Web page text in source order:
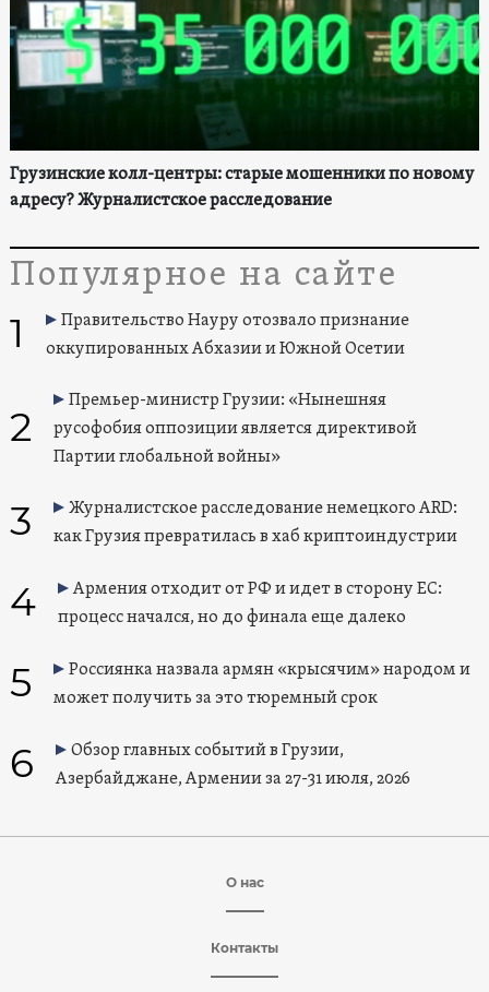
Грузинские колл-центры: старые мошенники по новому
адресу? Журналистское расследование
Популярное на сайте
1
Правительство Науру отозвало признание
оккупированных Абхазии и Южной Осетии
2
Премьер-министр Грузии: «Нынешняя
русофобия оппозиции является директивой
Партии глобальной войны»
3
Журналистское расследование немецкого ARD:
как Грузия превратилась в хаб криптоиндустрии
4
Армения отходит от РФ и идет в сторону ЕС:
процесс начался, но до финала еще далеко
5
Россиянка назвала армян «крысячим» народом и
может получить за это тюремный срок
6
Обзор главных событий в Грузии,
Азербайджане, Армении за 27-31 июля, 2026
О нас
Контакты